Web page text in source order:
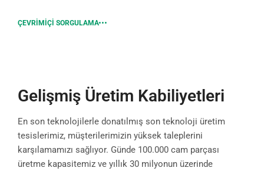
ÇEVRIMIÇI SORGULAMA
Gelişmiş Üretim Kabiliyetleri
En son teknolojilerle donatılmış son teknoloji üretim
tesislerimiz, müşterilerimizin yüksek taleplerini
karşılamamızı sağlıyor. Günde 100.000 cam parçası
üretme kapasitemiz ve yıllık 30 milyonun üzerinde